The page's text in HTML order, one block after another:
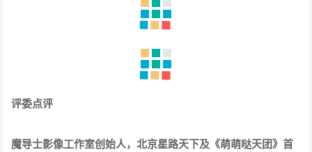
评委点评
魔导士影像工作室创始人，北京星路天下及《萌萌哒天团》首